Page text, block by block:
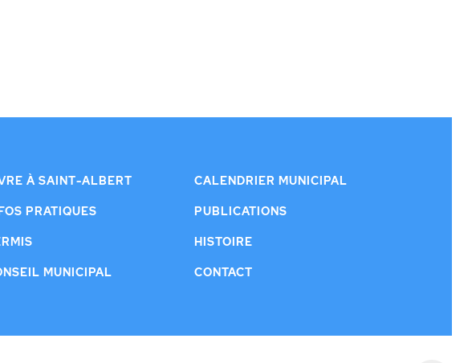
À SAINT-ALBERT
PRATIQUES
MUNICIPAL
CALENDRIER MUNICIPAL
PUBLICATIONS
HISTOIRE
CONTACT